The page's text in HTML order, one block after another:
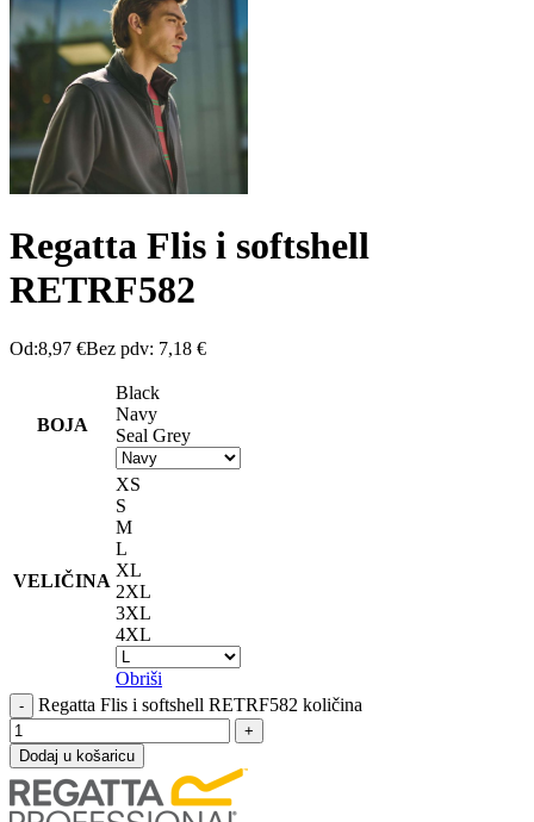
Regatta Flis i softshell
RETRF582
Od:8,97 €Bez pdv: 7,18 €
BOJA
Black
Navy
Seal Grey
VELIČINA
XS
S
M
L
XL
2XL
3XL
4XL
Obriši
Regatta Flis i softshell RETRF582 količina
Dodaj u košaricu